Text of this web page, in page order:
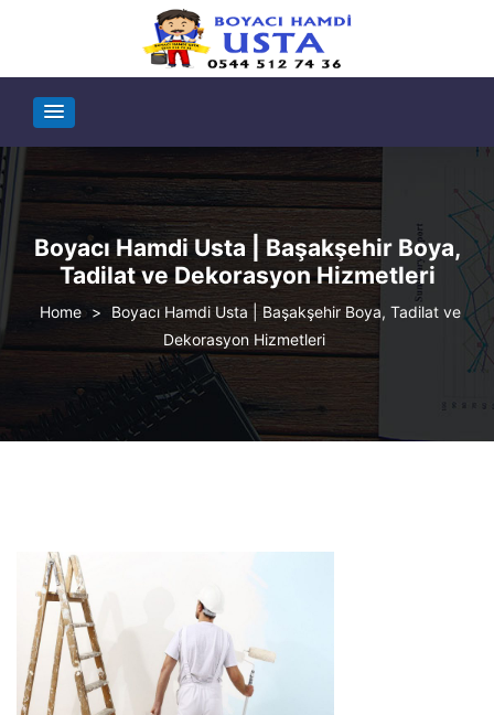
Boyacı Hamdi Usta | Başakşehir Boya,
Tadilat ve Dekorasyon Hizmetleri
>
Boyacı Hamdi Usta | Başakşehir Boya, Tadilat ve
Dekorasyon Hizmetleri